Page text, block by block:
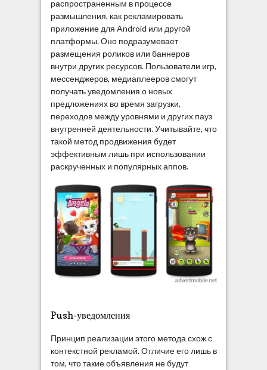
распространенным в процессе
размышления, как рекламировать
приложение для Android или другой
платформы. Оно подразумевает
размещения роликов или баннеров
внутри других ресурсов. Пользователи игр,
мессенджеров, медиаплееров смогут
получать уведомления о новых
предложениях во время загрузки,
переходов между уровнями и других пауз
внутренней деятельности. Учитывайте, что
такой метод продвижения будет
эффективным лишь при использовании
раскрученных и популярных аппов.
Push-уведомления
Принцип реализации этого метода схож с
контекстной рекламой. Отличие его лишь в
том, что такие объявления не будут